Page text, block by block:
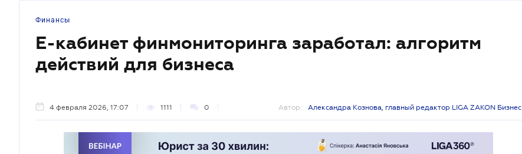
Финансы
Е-кабинет финмониторинга заработал: алгоритм
действий для бизнеса
4 февраля 2026, 17:07 1111 0 Автор: Александра Кознова, главный редактор LIGA ZAKON Бизнес